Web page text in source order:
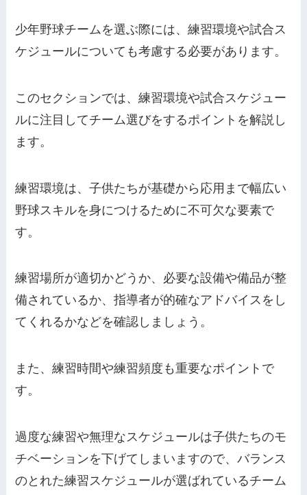
少年野球チームを選ぶ際には、練習環境や試合ス
ケジュールについても考慮する必要があります。
このセクションでは、練習環境や試合スケジュー
ルに注目してチーム選びをするポイントを解説し
ます。
練習環境は、子供たちが基礎から応用まで幅広い
野球スキルを身につけるために不可欠な要素で
す。
練習場所が適切かどうか、必要な設備や備品が整
備されているか、指導者が的確なアドバイスをし
てくれるかなどを確認しましょう。
また、練習時間や練習頻度も重要なポイントで
す。
過度な練習や無理なスケジュールは子供たちのモ
チベーションを下げてしまいますので、バランス
のとれた練習スケジュールが選ばれているチーム